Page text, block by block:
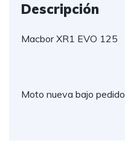
Descripción
Macbor XR1 EVO 125
Moto nueva bajo pedido